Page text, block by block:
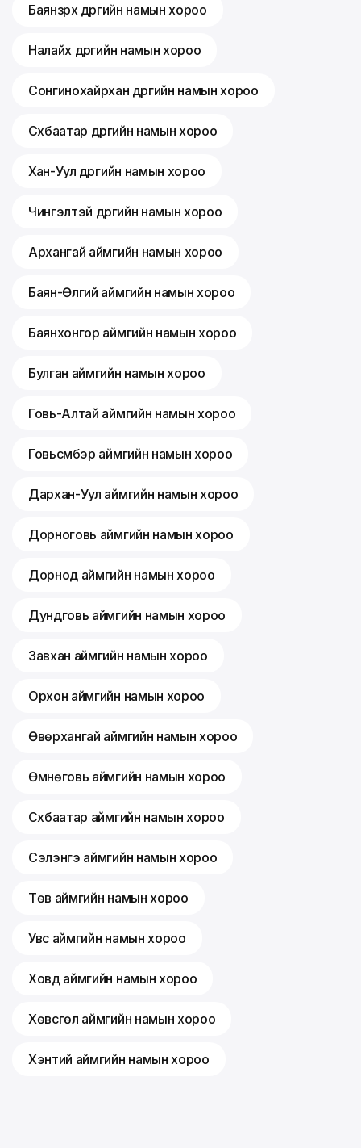
Баянзүрх дүүргийн намын хороо
Налайх дүүргийн намын хороо
Сонгинохайрхан дүүргийн намын хороо
Сүхбаатар дүүргийн намын хороо
Хан-Уул дүүргийн намын хороо
Чингэлтэй дүүргийн намын хороо
Архангай аймгийн намын хороо
Баян-Өлгий аймгийн намын хороо
Баянхонгор аймгийн намын хороо
Булган аймгийн намын хороо
Говь-Алтай аймгийн намын хороо
Говьсүмбэр аймгийн намын хороо
Дархан-Уул аймгийн намын хороо
Дорноговь аймгийн намын хороо
Дорнод аймгийн намын хороо
Дундговь аймгийн намын хороо
Завхан аймгийн намын хороо
Орхон аймгийн намын хороо
Өвөрхангай аймгийн намын хороо
Өмнөговь аймгийн намын хороо
Сүхбаатар аймгийн намын хороо
Сэлэнгэ аймгийн намын хороо
Төв аймгийн намын хороо
Увс аймгийн намын хороо
Ховд аймгийн намын хороо
Хөвсгөл аймгийн намын хороо
Хэнтий аймгийн намын хороо